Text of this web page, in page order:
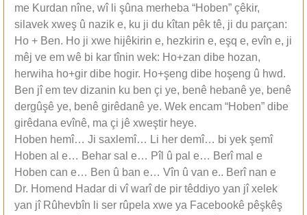
me Kurdan nîne, wî li şûna merheba “Hoben” çêkir,
silavek xweş û nazik e, ku ji du kîtan pêk tê, ji du parçan:
Ho + Ben. Ho ji xwe hijêkirin e, hezkirin e, eşq e, evîn e, ji
mêj ve em wê bi kar tînin wek: Ho+zan dibe hozan,
herwiha ho+gir dibe hogir. Ho+şeng dibe hoşeng û hwd.
Ben jî em tev dizanin ku ben çi ye, benê hebanê ye, benê
dergûşê ye, benê girêdanê ye. Wek encam “Hoben” dibe
girêdana evînê, ma çi jê xweştir heye.
Hoben hemî… Ji saxlemî… Li her demî… bi yek şemî
Hoben al e… Behar sal e… Pîl û pal e… Berî mal e
Hoben can e… Ben û ban e… Vîn û van e.. Berî nan e
Dr. Homend Hadar di vî warî de pir têddiyo yan jî xelek
yan jî Rûhevbîn li ser rûpela xwe ya Facebookê pêşkêş